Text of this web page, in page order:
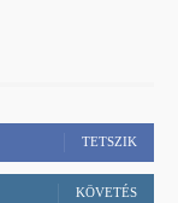
TETSZIK
KÖVETÉS